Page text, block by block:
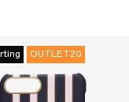
OUTLET20